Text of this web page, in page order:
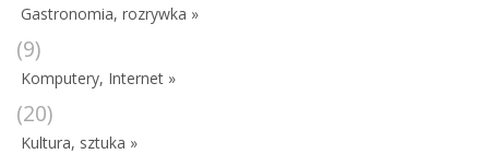
Gastronomia, rozrywka »
(9)
Komputery, Internet »
(20)
Kultura, sztuka »